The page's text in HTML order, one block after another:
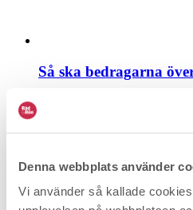
Denna webbplats använder
Vi använder så kallade
Så ska bedragarna
pengar på sina bluffar,